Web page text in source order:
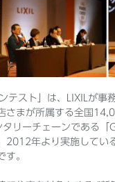
テスト」は、LIXILが事
さまが所属する全国
タリーチェーンである
2012年より実施してい
す。